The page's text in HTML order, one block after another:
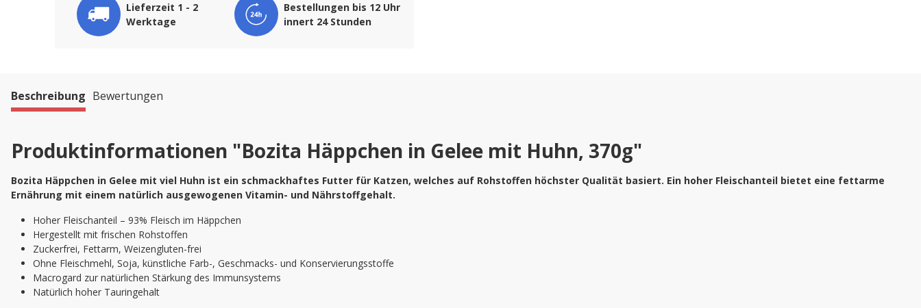
Lieferzeit 1 - 2
Werktage
Bestellungen bis 12 Uhr
innert 24 Stunden
Beschreibung Bewertungen
Produktinformationen "Bozita Häppchen in Gelee mit Huhn, 370g"
Bozita Häppchen in Gelee mit viel Huhn ist ein schmackhaftes Futter für Katzen, welches auf Rohstoffen höchster Qualität basiert. Ein hoher Fleischanteil bietet eine fettarme
Ernährung mit einem natürlich ausgewogenen Vitamin- und Nährstoffgehalt.
Hoher Fleischanteil – 93% Fleisch im Häppchen
Hergestellt mit frischen Rohstoffen
Zuckerfrei, Fettarm, Weizengluten-frei
Ohne Fleischmehl, Soja, künstliche Farb-, Geschmacks- und Konservierungsstoffe
Macrogard zur natürlichen Stärkung des Immunsystems
Natürlich hoher Tauringehalt